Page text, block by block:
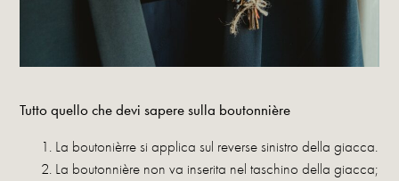
Tutto quello che devi sapere sulla boutonnière
La boutonièrre si applica sul reverse sinistro della giacca.
La boutonnière non va inserita nel taschino della giacca;